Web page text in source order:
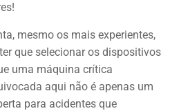
mesmo os mais experientes,
que selecionar os dispositivos
uma máquina crítica
aqui não é apenas um
para acidentes que